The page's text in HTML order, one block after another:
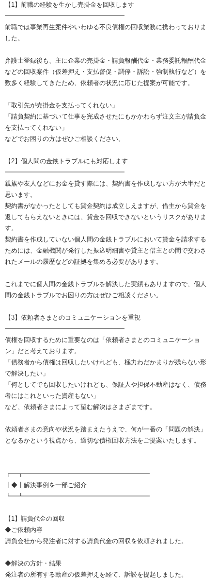
【1】前職の経験を生かし売掛金を回収します
━━━━━━━━━━━━━━━━━━━
前職では事業再生案件やいわゆる不良債権の回収業務に携わっておりま
した。
弁護士登録後も、主に企業の売掛金・請負報酬代金・業務委託報酬代金
などの回収案件（仮差押え・支払督促・調停・訴訟・強制執行など）を
数多く経験してきたため、依頼者の状況に応じた提案が可能です。
「取引先が売掛金を支払ってくれない」
「請負契約に基づいて仕事を完成させたにもかかわらず注文主が請負金
を支払ってくれない」
などでお困りの方はぜひご相談ください。
【2】個人間の金銭トラブルにも対応します
━━━━━━━━━━━━━━━━━━━
親族や友人などにお金を貸す際には、契約書を作成しない方が大半だと
思います。
契約書がなかったとしても貸金契約は成立しえますが、借主から貸金を
返してもらえないときには、貸金を回収できないというリスクがありま
す。
契約書を作成していない個人間の金銭トラブルにおいて貸金を請求する
ためには、金融機関が発行した振込明細書や貸主と借主との間で交わさ
れたメールの履歴などの証拠を集める必要があります。
これまでに個人間の金銭トラブルを解決した実績もありますので、個人
間の金銭トラブルでお困りの方はぜひご相談ください。
【3】依頼者さまとのコミュニケーションを重視
━━━━━━━━━━━━━━━━━━━
債権を回収するために重要なのは「依頼者さまとのコミュニケーショ
ン」だと考えております。
「債務者から債権は回収したいけれども、極力わだかまりが残らない形
で解決したい」
「何としてでも回収したいけれども、保証人や担保不動産はなく、債務
者にはこれといった資産もない」
など、依頼者さまによって望む解決はさまざまです。
依頼者さまの意向や状況を踏まえたうえで、何が一番の「問題の解決」
となるかという視点から、適切な債権回収方法をご提案いたします。
┏━┳━━━━━━━━━━━━━━━━━━━━
┃◆┃解決事例を一部ご紹介
┗━┻━━━━━━━━━━━━━━━━━━━━
【1】請負代金の回収
◆ご依頼内容
請負会社から発注者に対する請負代金の回収を依頼されました。
◆解決の方針・結果
発注者の所有する動産の仮差押えを経て、訴訟を提起しました。